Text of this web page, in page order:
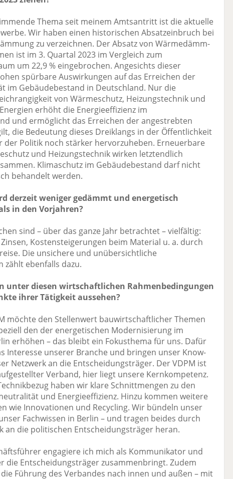
Thema seit meinem Amtsantritt ist die aktuelle
Wir haben einen historischen Absatzeinbruch bei
zu verzeichnen. Der Absatz von Wärmedämm-
ist im 3. Quartal 2023 im Vergleich zum
um 22,9 % eingebrochen. Angesichts dieser
spürbare Auswirkungen auf das Erreichen der
im Gebäudebestand in Deutschland. Nur die
von Wärmeschutz, Heizungstechnik und
erhöht die Energieeffizienz im
und ermöglicht das Erreichen der angestrebten
die Bedeutung dieses Dreiklangs in der Öffentlichkeit
der Politik noch stärker hervorzuheben. Erneuerbare
und Heizungstechnik wirken letztendlich
Klimaschutz im Gebäudebestand darf nicht
behandelt werden.
derzeit weniger gedämmt und energetisch
in den Vorjahren?
sind – über das ganze Jahr betrachtet – vielfältig:
Kostensteigerungen beim Material u. a. durch
Die unsichere und unübersichtliche
zählt ebenfalls dazu.
unter diesen wirtschaftlichen Rahmenbedingungen
ihrer Tätigkeit aussehen?
möchte den Stellenwert bauwirtschaftlicher Themen
den der energetischen Modernisierung im
erhöhen – das bleibt ein Fokusthema für uns. Dafür
Interesse unserer Branche und bringen unser Know-
Netzwerk an die Entscheidungsträger. Der VDPM ist
Verband, hier liegt unsere Kernkompetenz.
haben wir klare Schnittmengen zu den
und Energieeffizienz. Hinzu kommen weitere
wie Innovationen und Recycling. Wir bündeln unser
Fachwissen in Berlin – und tragen beides durch
an die politischen Entscheidungsträger heran.
engagiere ich mich als Kommunikator und
die Entscheidungsträger zusammenbringt. Zudem
Führung des Verbandes nach innen und außen – mit